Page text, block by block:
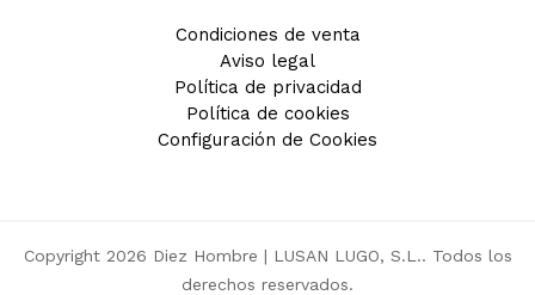
Condiciones de venta
Aviso legal
Política de privacidad
Política de cookies
Configuración de Cookies
Copyright 2026 Diez Hombre | LUSAN LUGO, S.L.. Todos los
derechos reservados.